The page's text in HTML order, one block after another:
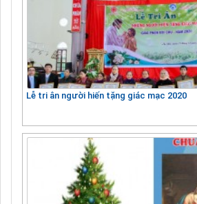
Lễ tri ân người hiến tặng giác mạc 2020